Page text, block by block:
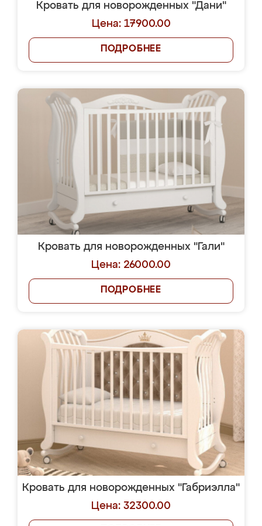
Кровать для новорожденных "Дани"
Цена: 17900.00
ПОДРОБНЕЕ
Кровать для новорожденных "Гали"
Цена: 26000.00
ПОДРОБНЕЕ
Кровать для новорожденных "Габриэлла"
Цена: 32300.00